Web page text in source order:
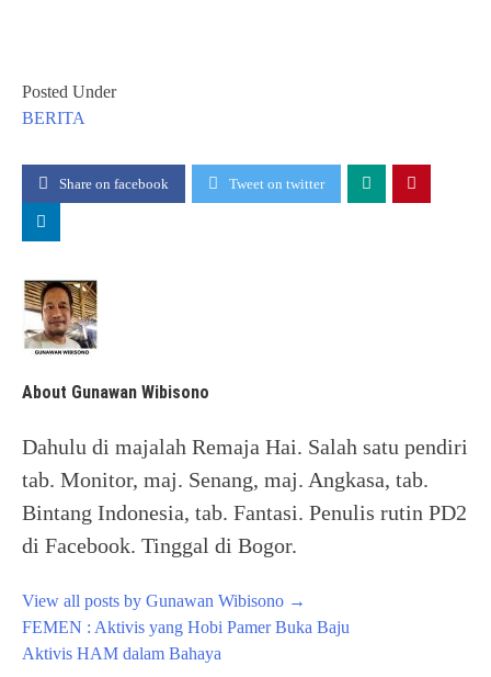
Posted Under
BERITA
Share on facebook Tweet on twitter
About Gunawan Wibisono
Dahulu di majalah Remaja Hai. Salah satu pendiri
tab. Monitor, maj. Senang, maj. Angkasa, tab.
Bintang Indonesia, tab. Fantasi. Penulis rutin PD2
di Facebook. Tinggal di Bogor.
View all posts by Gunawan Wibisono →
Post
navigation
FEMEN : Aktivis yang Hobi Pamer Buka Baju
Aktivis HAM dalam Bahaya